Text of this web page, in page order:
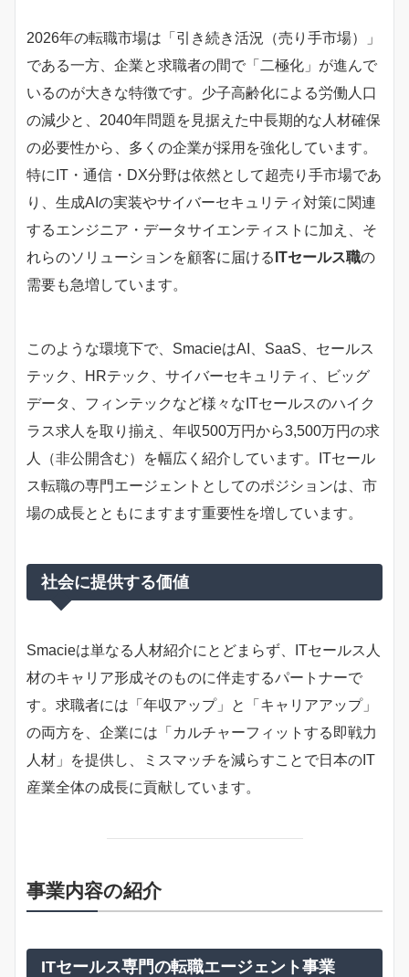
2026年の転職市場は「引き続き活況（売り手市場）」
である一方、企業と求職者の間で「二極化」が進んで
いるのが大きな特徴です。少子高齢化による労働人口
の減少と、2040年問題を見据えた中長期的な人材確保
の必要性から、多くの企業が採用を強化しています。
特にIT・通信・DX分野は依然として超売り手市場であ
り、生成AIの実装やサイバーセキュリティ対策に関連
するエンジニア・データサイエンティストに加え、そ
れらのソリューションを顧客に届ける ITセールス職の
需要も急増しています。
このような環境下で、SmacieはAI、SaaS、セールス
テック、HRテック、サイバーセキュリティ、ビッグ
データ、フィンテックなど様々なITセールスのハイク
ラス求人を取り揃え、年収500万円から3,500万円の求
人（非公開含む）を幅広く紹介しています。ITセール
ス転職の専門エージェントとしてのポジションは、市
場の成長とともにますます重要性を増しています。
社会に提供する価値
Smacieは単なる人材紹介にとどまらず、ITセールス人
材のキャリア形成そのものに伴走するパートナーで
す。求職者には「年収アップ」と「キャリアアップ」
の両方を、企業には「カルチャーフィットする即戦力
人材」を提供し、ミスマッチを減らすことで日本のIT
産業全体の成長に貢献しています。
事業内容の紹介
ITセールス専門の転職エージェント事業